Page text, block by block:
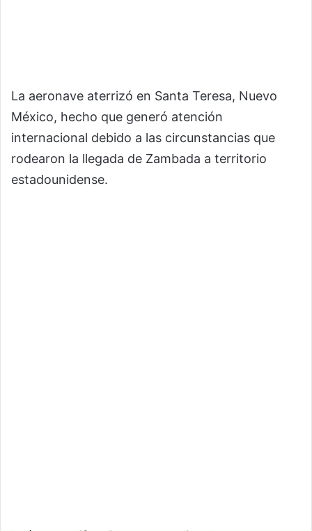
La aeronave aterrizó en Santa Teresa, Nuevo
México, hecho que generó atención
internacional debido a las circunstancias que
rodearon la llegada de Zambada a territorio
estadounidense.